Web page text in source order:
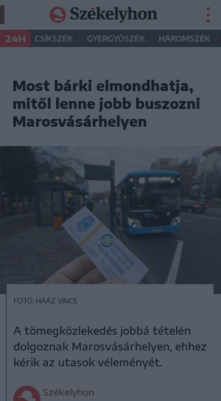
24H CSÍKSZÉK • GYERGYÓSZÉK • HÁROMSZÉK •
Most bárki elmondhatja,
mitől lenne jobb buszozni
Marosvásárhelyen
FOTÓ: HAÁZ VINCE
A tömegközlekedés jobbá tételén
dolgoznak Marosvásárhelyen, ehhez
kérik az utasok véleményét.
Székelyhon